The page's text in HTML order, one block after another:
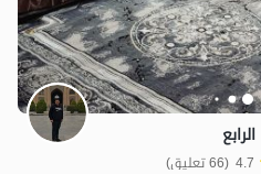
4.7 (66 تعليق)